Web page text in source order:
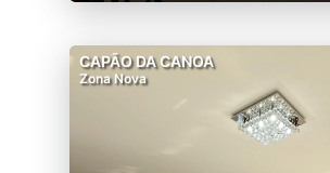
CAPÃO DA CANOA
Zona Nova